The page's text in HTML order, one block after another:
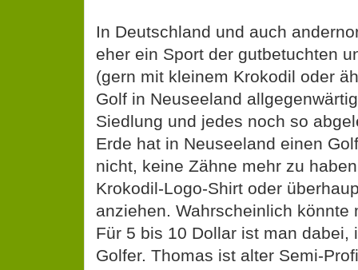
In Deutschland und auch
eher ein Sport der gutbetuchten
(gern mit kleinem Krokodil oder
Golf in Neuseeland
Siedlung und jedes noch so
Erde hat in Neuseeland einen
nicht, keine Zähne mehr zu
Krokodil-Logo-Shirt oder
anziehen. Wahrscheinlich könnte
Für 5 bis 10 Dollar ist man dabei,
Golfer. Thomas ist alter Semi-